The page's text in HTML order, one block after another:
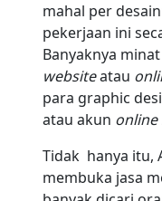
mahal per
pekerjaan ini
Banyaknya
websiteatau
para graphic
atau akun online
Tidak hanya itu,
membuka jasa